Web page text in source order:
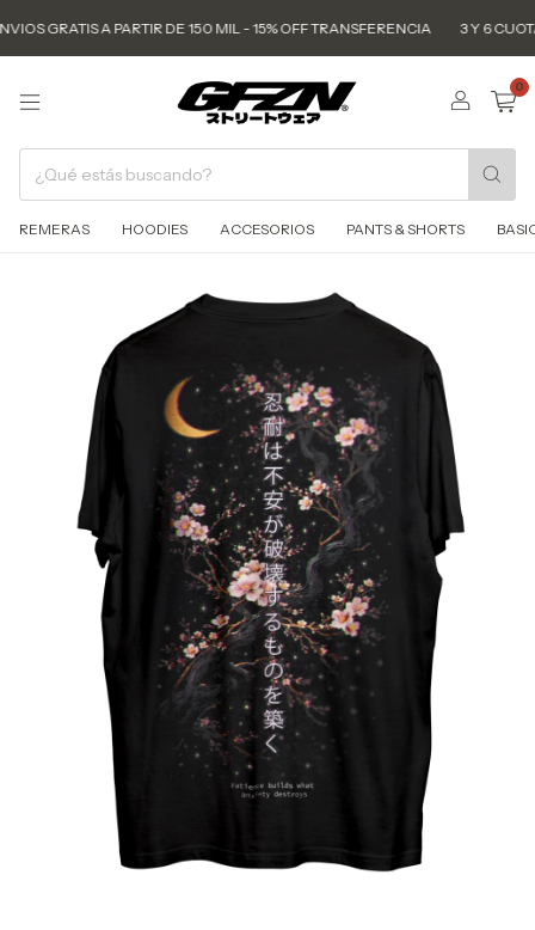
GRATIS A PARTIR DE 150 MIL - 15% OFF TRANSFERENCIA 3 Y 6
0
REMERAS HOODIES ACCESORIOS PANTS & SHORTS